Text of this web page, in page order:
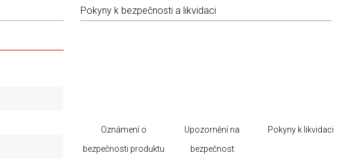
Pokyny k bezpečnosti a likvidaci
Oznámení o
bezpečnosti produktu
Upozornění na
bezpečnost
Pokyny k likvidaci